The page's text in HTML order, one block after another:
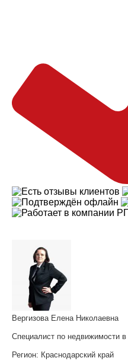
Вергизова Елена Николаевна
Специалист по недвижимости в
Регион: Краснодарский край